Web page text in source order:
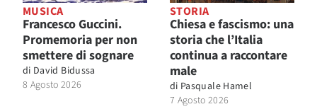
MUSICA
Francesco Guccini.
Promemoria per non
smettere di sognare
di David Bidussa
8 Agosto 2026
STORIA
Chiesa e fascismo: una
storia che l’Italia
continua a raccontare
male
di Pasquale Hamel
7 Agosto 2026